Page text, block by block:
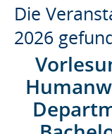
Die
2026